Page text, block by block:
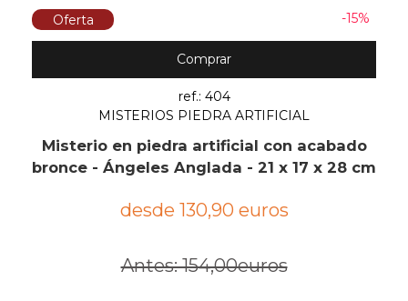
Oferta -15%
Comprar
ref.: 404
MISTERIOS PIEDRA ARTIFICIAL
Misterio en piedra artificial con acabado
bronce - Ángeles Anglada - 21 x 17 x 28 cm
desde 130,90 euros
Antes: 154,00euros